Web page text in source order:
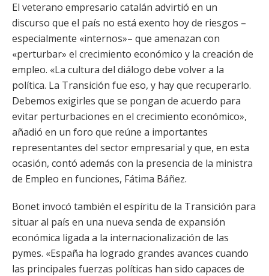
El veterano empresario catalán advirtió en un
discurso que el país no está exento hoy de riesgos –
especialmente «internos»– que amenazan con
«perturbar» el crecimiento económico y la creación de
empleo. «La cultura del diálogo debe volver a la
política. La Transición fue eso, y hay que recuperarlo.
Debemos exigirles que se pongan de acuerdo para
evitar perturbaciones en el crecimiento económico»,
añadió en un foro que reúne a importantes
representantes del sector empresarial y que, en esta
ocasión, contó además con la presencia de la ministra
de Empleo en funciones, Fátima Báñez.
Bonet invocó también el espíritu de la Transición para
situar al país en una nueva senda de expansión
económica ligada a la internacionalización de las
pymes. «España ha logrado grandes avances cuando
las principales fuerzas políticas han sido capaces de